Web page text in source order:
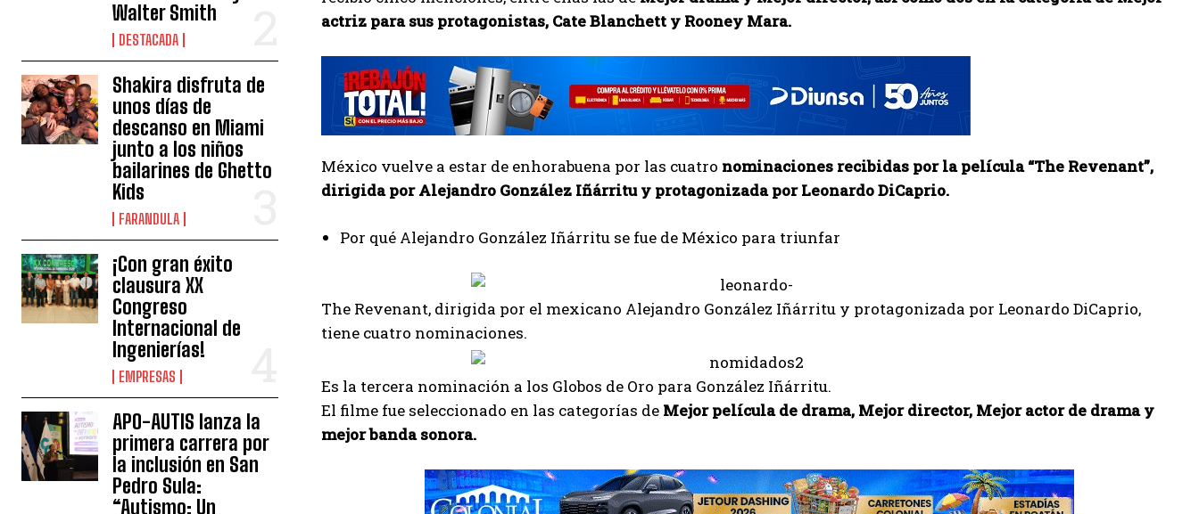
Walter Smith
DESTACADA
Shakira disfruta de
unos días de
descanso en Miami
junto a los niños
bailarines de Ghetto
Kids
FARANDULA
¡Con gran éxito
clausura XX
Congreso
Internacional de
Ingenierías!
EMPRESAS
APO-AUTIS lanza la
primera carrera por
la inclusión en San
Pedro Sula:
“Autismo: Un
actriz para sus protagonistas, Cate Blanchett y Rooney Mara.
México vuelve a estar de enhorabuena por las cuatro nominaciones recibidas por la película “The Revenant”,
dirigida por Alejandro González Iñárritu y protagonizada por Leonardo DiCaprio.
Por qué Alejandro González Iñárritu se fue de México para triunfar
The Revenant, dirigida por el mexicano Alejandro González Iñárritu y protagonizada por Leonardo DiCaprio,
tiene cuatro nominaciones.
Es la tercera nominación a los Globos de Oro para González Iñárritu.
El filme fue seleccionado en las categorías de Mejor película de drama, Mejor director, Mejor actor de drama y
mejor banda sonora.